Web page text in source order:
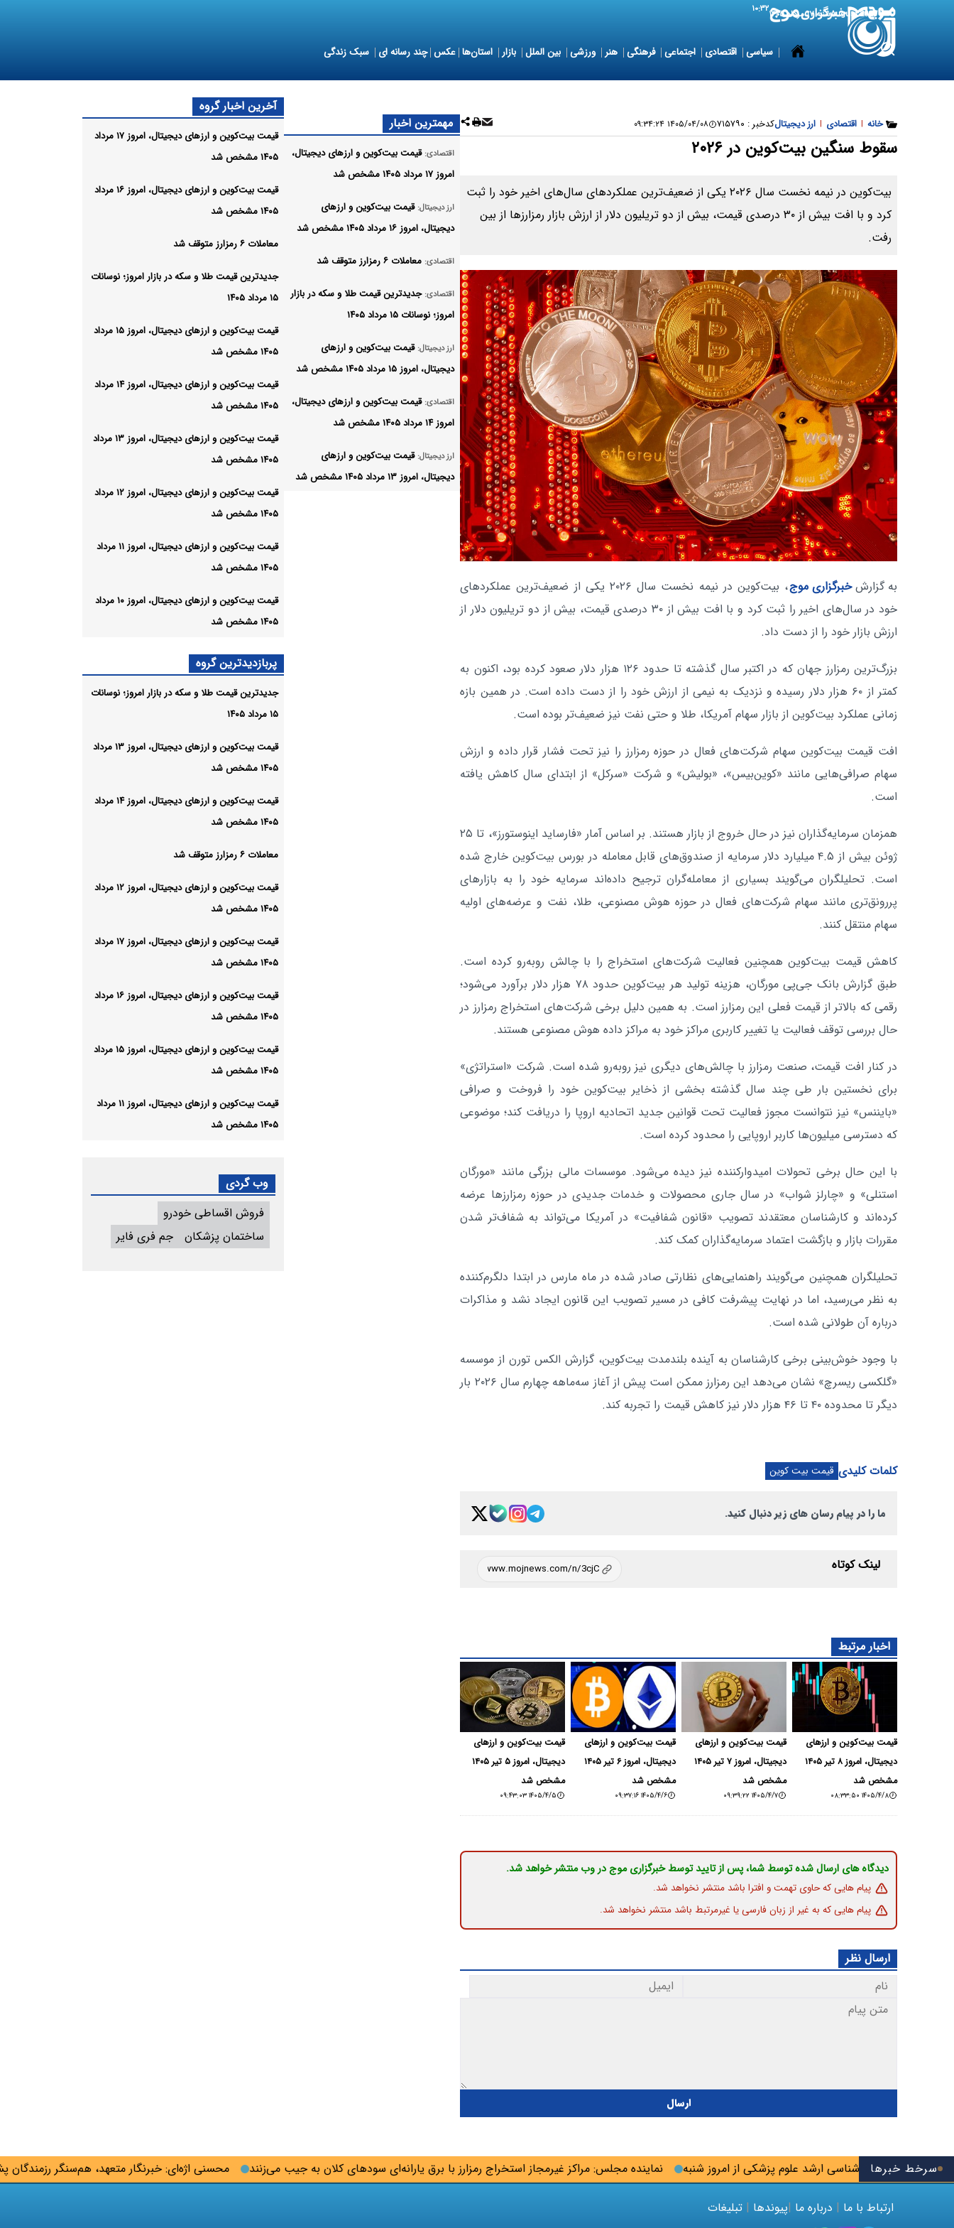
8 August 2026 شنبه ۱۷ مرداد ۱۴۰۵ ۱۰:۳۲
سیاسی اقتصادی اجتماعی فرهنگی هنر ورزشی بین الملل بازار استان‌ها عکس چند رسانه ای سبک زندگی
سرخط خبرها محسنی اژه‌ای: خبرنگار متعهد، هم‌سنگر رزمندگان پشت نماینده مجلس: مراکز غیرمجاز استخراج رمزارز با برق یارانه‌ای سودهای کلان به جیب می‌زنند آزمون کارشناسی ارشد علوم پزشکی از امروز شنبه
خانه | اقتصادی | ارز دیجیتالکدخبر : ۷۱۵۷۹۰ ۱۴۰۵/۰۴/۰۸ ۰۹:۳۴:۲۴
سقوط سنگین بیت‌کوین در ۲۰۲۶
بیت‌کوین در نیمه نخست سال ۲۰۲۶ یکی از ضعیف‌ترین عملکردهای سال‌های اخیر خود را ثبت
کرد و با افت بیش از ۳۰ درصدی قیمت، بیش از دو تریلیون دلار از ارزش بازار رمزارزها از بین
رفت.
به گزارشخبرگزاری موج
، بیت‌کوین در نیمه نخست سال ۲۰۲۶ یکی از ضعیف‌ترین عملکردهای
خود در سال‌های اخیر را ثبت کرد و با افت بیش از ۳۰ درصدی قیمت، بیش از دو تریلیون دلار از
ارزش بازار خود را از دست داد.
بزرگ‌ترین رمزارز جهان که در اکتبر سال گذشته تا حدود ۱۲۶ هزار دلار صعود کرده بود، اکنون به
کمتر از ۶۰ هزار دلار رسیده و نزدیک به نیمی از ارزش خود را از دست داده است. در همین بازه
زمانی عملکرد بیت‌کوین از بازار سهام آمریکا، طلا و حتی نفت نیز ضعیف‌تر بوده است.
افت قیمت بیت‌کوین سهام شرکت‌های فعال در حوزه رمزارز را نیز تحت فشار قرار داده و ارزش
سهام صرافی‌هایی مانند «کوین‌بیس»، «بولیش» و شرکت «سرکل» از ابتدای سال کاهش یافته
است.
همزمان سرمایه‌گذاران نیز در حال خروج از بازار هستند. بر اساس آمار «فارساید اینوستورز»، تا ۲۵
ژوئن بیش از ۴.۵ میلیارد دلار سرمایه از صندوق‌های قابل معامله در بورس بیت‌کوین خارج شده
است. تحلیلگران می‌گویند بسیاری از معامله‌گران ترجیح داده‌اند سرمایه خود را به بازارهای
پررونق‌تری مانند سهام شرکت‌های فعال در حوزه هوش مصنوعی، طلا، نفت و عرضه‌های اولیه
سهام منتقل کنند.
کاهش قیمت بیت‌کوین همچنین فعالیت شرکت‌های استخراج را با چالش روبه‌رو کرده است.
طبق گزارش بانک جی‌پی مورگان، هزینه تولید هر بیت‌کوین حدود ۷۸ هزار دلار برآورد می‌شود؛
رقمی که بالاتر از قیمت فعلی این رمزارز است. به همین دلیل برخی شرکت‌های استخراج رمزارز در
حال بررسی توقف فعالیت یا تغییر کاربری مراکز خود به مراکز داده هوش مصنوعی هستند.
در کنار افت قیمت، صنعت رمزارز با چالش‌های دیگری نیز روبه‌رو شده است. شرکت «استراتژی»
برای نخستین بار طی چند سال گذشته بخشی از ذخایر بیت‌کوین خود را فروخت و صرافی
«بایننس» نیز نتوانست مجوز فعالیت تحت قوانین جدید اتحادیه اروپا را دریافت کند؛ موضوعی
که دسترسی میلیون‌ها کاربر اروپایی را محدود کرده است.
با این حال برخی تحولات امیدوارکننده نیز دیده می‌شود. موسسات مالی بزرگی مانند «مورگان
استنلی» و «چارلز شواب» در سال جاری محصولات و خدمات جدیدی در حوزه رمزارزها عرضه
کرده‌اند و کارشناسان معتقدند تصویب «قانون شفافیت» در آمریکا می‌تواند به شفاف‌تر شدن
مقررات بازار و بازگشت اعتماد سرمایه‌گذاران کمک کند.
تحلیلگران همچنین می‌گویند راهنمایی‌های نظارتی صادر شده در ماه مارس در ابتدا دلگرم‌کننده
به نظر می‌رسید، اما در نهایت پیشرفت کافی در مسیر تصویب این قانون ایجاد نشد و مذاکرات
درباره آن طولانی شده است.
با وجود خوش‌بینی برخی کارشناسان به آینده بلندمدت بیت‌کوین، گزارش الکس تورن از موسسه
«گلکسی ریسرچ» نشان می‌دهد این رمزارز ممکن است پیش از آغاز سه‌ماهه چهارم سال ۲۰۲۶ بار
دیگر تا محدوده ۴۰ تا ۴۶ هزار دلار نیز کاهش قیمت را تجربه کند.
کلمات کلیدی قیمت بیت کوین
ما را در پیام رسان های زیر دنبال کنید.
لینک کوتاه
اخبار مرتبط
قیمت بیت‌کوین و ارز‌های
دیجیتال، امروز ۸ تیر ۱۴۰۵
مشخص شد
۱۴۰۵/۴/۸ ۰۸:۳۳:۵۰
قیمت بیت‌کوین و ارز‌های
دیجیتال، امروز ۷ تیر ۱۴۰۵
مشخص شد
۱۴۰۵/۴/۷ ۰۹:۳۹:۲۲
قیمت بیت‌کوین و ارز‌های
دیجیتال، امروز ۶ تیر ۱۴۰۵
مشخص شد
۱۴۰۵/۴/۶ ۰۹:۳۷:۱۶
قیمت بیت‌کوین و ارز‌های
دیجیتال، امروز ۵ تیر ۱۴۰۵
مشخص شد
۱۴۰۵/۴/۵ ۰۹:۴۳:۰۳
دیدگاه های ارسال شده توسط شما، پس از تایید توسط خبرگزاری موج در وب منتشر خواهد شد.
پیام هایی که حاوی تهمت و افترا باشد منتشر نخواهد شد.
پیام هایی که به غیر از زبان فارسی یا غیرمرتبط باشد منتشر نخواهد شد.
ارسال نظر
ارسال
مهمترین اخبار
اقتصادی: قیمت بیت‌کوین و ارز‌های دیجیتال،
امروز ۱۷ مرداد ۱۴۰۵ مشخص شد
ارز دیجیتال: قیمت بیت‌کوین و ارز‌های
دیجیتال، امروز ۱۶ مرداد ۱۴۰۵ مشخص شد
اقتصادی: معاملات ۶ رمزارز متوقف شد
اقتصادی: جدیدترین قیمت طلا و سکه در بازار
امروز؛ نوسانات ۱۵ مرداد ۱۴۰۵
ارز دیجیتال: قیمت بیت‌کوین و ارز‌های
دیجیتال، امروز ۱۵ مرداد ۱۴۰۵ مشخص شد
اقتصادی: قیمت بیت‌کوین و ارز‌های دیجیتال،
امروز ۱۴ مرداد ۱۴۰۵ مشخص شد
ارز دیجیتال: قیمت بیت‌کوین و ارز‌های
دیجیتال، امروز ۱۳ مرداد ۱۴۰۵ مشخص شد
آخرین اخبار گروه
قیمت بیت‌کوین و ارز‌های دیجیتال، امروز ۱۷ مرداد
۱۴۰۵ مشخص شد
قیمت بیت‌کوین و ارز‌های دیجیتال، امروز ۱۶ مرداد
۱۴۰۵ مشخص شد
معاملات ۶ رمزارز متوقف شد
جدیدترین قیمت طلا و سکه در بازار امروز؛ نوسانات
۱۵ مرداد ۱۴۰۵
قیمت بیت‌کوین و ارز‌های دیجیتال، امروز ۱۵ مرداد
۱۴۰۵ مشخص شد
قیمت بیت‌کوین و ارز‌های دیجیتال، امروز ۱۴ مرداد
۱۴۰۵ مشخص شد
قیمت بیت‌کوین و ارز‌های دیجیتال، امروز ۱۳ مرداد
۱۴۰۵ مشخص شد
قیمت بیت‌کوین و ارز‌های دیجیتال، امروز ۱۲ مرداد
۱۴۰۵ مشخص شد
قیمت بیت‌کوین و ارز‌های دیجیتال، امروز ۱۱ مرداد
۱۴۰۵ مشخص شد
قیمت بیت‌کوین و ارز‌های دیجیتال، امروز ۱۰ مرداد
۱۴۰۵ مشخص شد
پربازدیدترین گروه
جدیدترین قیمت طلا و سکه در بازار امروز؛ نوسانات
۱۵ مرداد ۱۴۰۵
قیمت بیت‌کوین و ارز‌های دیجیتال، امروز ۱۳ مرداد
۱۴۰۵ مشخص شد
قیمت بیت‌کوین و ارز‌های دیجیتال، امروز ۱۴ مرداد
۱۴۰۵ مشخص شد
معاملات ۶ رمزارز متوقف شد
قیمت بیت‌کوین و ارز‌های دیجیتال، امروز ۱۲ مرداد
۱۴۰۵ مشخص شد
قیمت بیت‌کوین و ارز‌های دیجیتال، امروز ۱۷ مرداد
۱۴۰۵ مشخص شد
قیمت بیت‌کوین و ارز‌های دیجیتال، امروز ۱۶ مرداد
۱۴۰۵ مشخص شد
قیمت بیت‌کوین و ارز‌های دیجیتال، امروز ۱۵ مرداد
۱۴۰۵ مشخص شد
قیمت بیت‌کوین و ارز‌های دیجیتال، امروز ۱۱ مرداد
۱۴۰۵ مشخص شد
وب گردی
فروش اقساطی خودرو
ساختمان پزشکان
جم فری فایر
ارتباط با ما | درباره ما |پیوندها | تبلیغات